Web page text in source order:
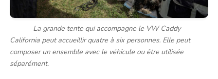
La grande tente qui accompagne le VW Caddy
California peut accueillir quatre à six personnes. Elle peut
composer un ensemble avec le véhicule ou être utilisée
séparément.